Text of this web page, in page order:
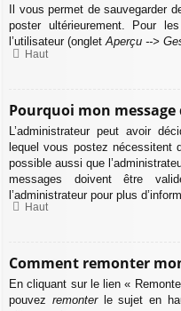
Il vous permet de sauvegarder
poster ultérieurement. Pour
l’utilisateur (ongletAperçu -->
Haut
Pourquoi mon
L’administrateur peut avoir
lequel vous postez nécessitent
possible aussi que
messages doivent être
l’administrateur pour plus
Haut
Comment remonter
En cliquant sur le lien «
pouvez remonterle sujet en